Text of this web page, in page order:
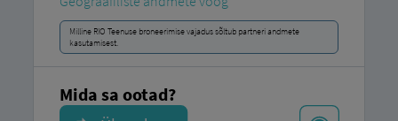
Milline RIO Teenuse broneerimise vajadus sõltub partneri andmete
kasutamisest.
Mida sa ootad?